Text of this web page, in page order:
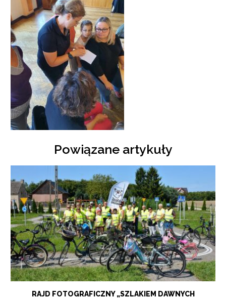
Powiązane artykuły
RAJD FOTOGRAFICZNY „SZLAKIEM DAWNYCH